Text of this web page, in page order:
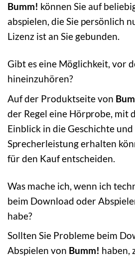
Bumm! können Sie auf
abspielen, die Sie persönlich
Lizenz ist an Sie gebunden.
Gibt es eine Möglichkeit, vor
hineinzuhören?
Auf der Produktseite von
der Regel eine Hörprobe, mit
Einblick in die Geschichte
Sprecherleistung erhalten
für den Kauf entscheiden.
Was mache ich, wenn ich
beim Download oder
habe?
Sollten Sie Probleme beim
Abspielen von Bumm! haben,